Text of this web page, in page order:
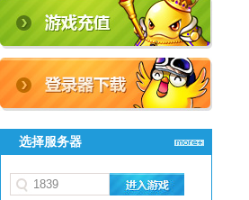
选择服务器